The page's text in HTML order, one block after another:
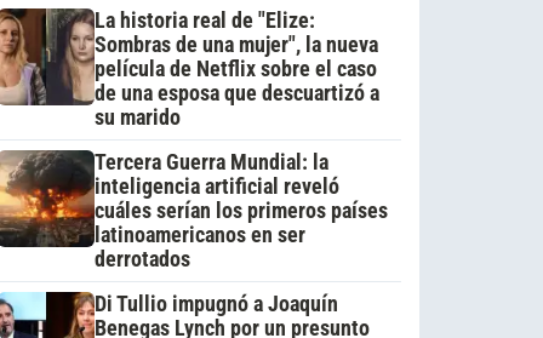
La historia real de "Elize:
Sombras de una mujer", la nueva
película de Netflix sobre el caso
de una esposa que descuartizó a
su marido
Tercera Guerra Mundial: la
inteligencia artificial reveló
cuáles serían los primeros países
latinoamericanos en ser
derrotados
Di Tullio impugnó a Joaquín
Benegas Lynch por un presunto